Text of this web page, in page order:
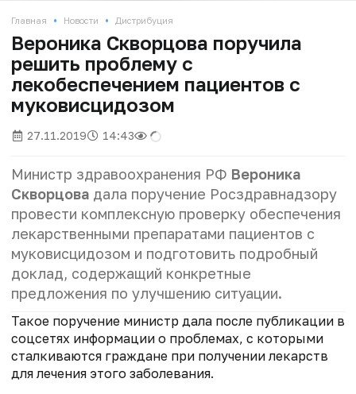
Главная • Новости • Дистрибуция
Вероника Скворцова поручила
решить проблему с
лекобеспечением пациентов с
муковисцидозом
27.11.2019 14:43
Министр здравоохранения РФ Вероника
Скворцова дала поручение Росздравнадзору
провести комплексную проверку обеспечения
лекарственными препаратами пациентов с
муковисцидозом и подготовить подробный
доклад, содержащий конкретные
предложения по улучшению ситуации.
Такое поручение министр дала после публикации в
соцсетях информации о проблемах, с которыми
сталкиваются граждане при получении лекарств
для лечения этого заболевания.